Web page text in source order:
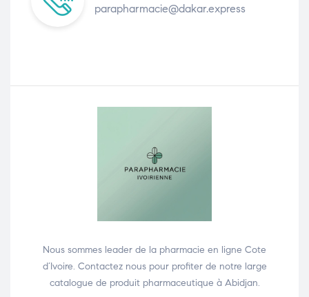
parapharmacie@dakar.express
Nous sommes leader de la pharmacie en ligne Cote
d’Ivoire. Contactez nous pour profiter de notre large
catalogue de produit pharmaceutique à Abidjan.